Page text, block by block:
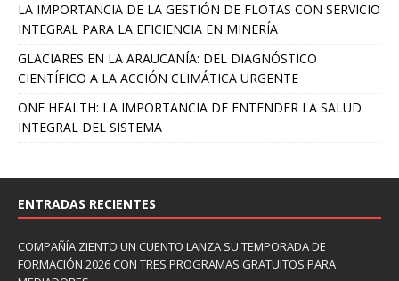
LA IMPORTANCIA DE LA GESTIÓN DE FLOTAS CON SERVICIO
INTEGRAL PARA LA EFICIENCIA EN MINERÍA
GLACIARES EN LA ARAUCANÍA: DEL DIAGNÓSTICO
CIENTÍFICO A LA ACCIÓN CLIMÁTICA URGENTE
ONE HEALTH: LA IMPORTANCIA DE ENTENDER LA SALUD
INTEGRAL DEL SISTEMA
ENTRADAS RECIENTES
COMPAÑÍA ZIENTO UN CUENTO LANZA SU TEMPORADA DE
FORMACIÓN 2026 CON TRES PROGRAMAS GRATUITOS PARA